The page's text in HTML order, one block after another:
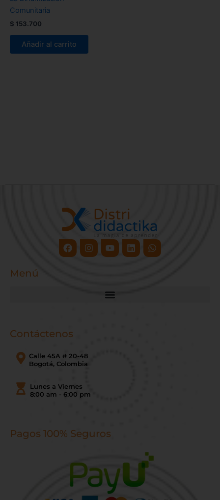
Comunitaria
$ 153.700
Añadir al carrito
FacebookInstagram
YoutubeLinkedinWhatsapp
Menú
Contáctenos
Calle 45A # 20-48
Bogotá, Colombia
Lunes a Viernes
8:00 am - 6:00 pm
Pagos 100% Seguros